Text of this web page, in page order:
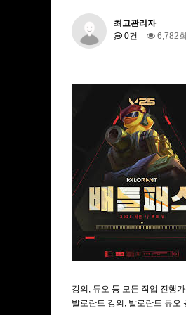
최고관리자
0건
6,782회
강의, 듀오 등 모든 작업 진행
발로란트 강의, 발로란트 듀오